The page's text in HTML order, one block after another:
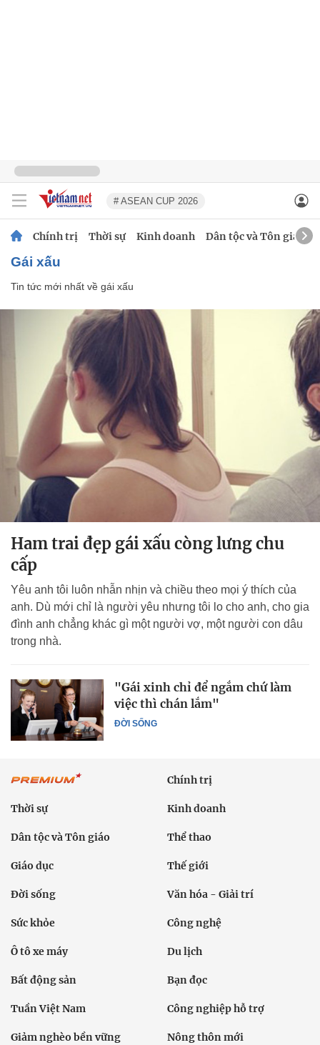
# ASEAN CUP 2026
Chính trị Thời sự Kinh doanh Dân tộc và Tôn giáo
gái xấu
Tin tức mới nhất về gái xấu
Ham trai đẹp gái xấu còng lưng chu
cấp
Yêu anh tôi luôn nhẫn nhịn và chiều theo mọi ý thích của
anh. Dù mới chỉ là người yêu nhưng tôi lo cho anh, cho gia
đình anh chẳng khác gì một người vợ, một người con dâu
trong nhà.
ĐỜI SỐNG
"Gái xinh chỉ để ngắm chứ làm
việc thì chán lắm"
Chính trị
Thời sự Kinh doanh
Dân tộc và Tôn giáo Thể thao
Giáo dục Thế giới
Đời sống Văn hóa - Giải trí
Sức khỏe Công nghệ
Ô tô xe máy Du lịch
Bất động sản Bạn đọc
Tuần Việt Nam Công nghiệp hỗ trợ
Giảm nghèo bền vững Nông thôn mới